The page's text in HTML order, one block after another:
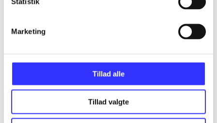
Marketing
Tillad alle
Tillad valgte
Artikler
...